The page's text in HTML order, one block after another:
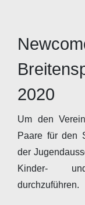
2020
Um den
Paare für den
der
Kinder- und
durchzuführen.